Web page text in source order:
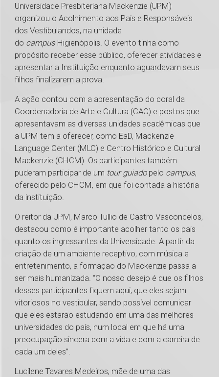
Universidade Presbiteriana Mackenzie (UPM)
organizou o Acolhimento aos Pais e Responsáveis
dos Vestibulandos, na unidade
do campus Higienópolis. O evento tinha como
propósito receber esse público, oferecer atividades e
apresentar a Instituição enquanto aguardavam seus
filhos finalizarem a prova.
A ação contou com a apresentação do coral da
Coordenadoria de Arte e Cultura (CAC) e postos que
apresentavam as diversas unidades acadêmicas que
a UPM tem a oferecer, como EaD, Mackenzie
Language Center (MLC) e Centro Histórico e Cultural
Mackenzie (CHCM). Os participantes também
puderam participar de um tour guiado pelo campus,
oferecido pelo CHCM, em que foi contada a história
da instituição.
O reitor da UPM, Marco Tullio de Castro Vasconcelos,
destacou como é importante acolher tanto os pais
quanto os ingressantes da Universidade. A partir da
criação de um ambiente receptivo, com música e
entretenimento, a formação do Mackenzie passa a
ser mais humanizada. “O nosso desejo é que os filhos
desses participantes fiquem aqui, que eles sejam
vitoriosos no vestibular, sendo possível comunicar
que eles estarão estudando em uma das melhores
universidades do país, num local em que há uma
preocupação sincera com a vida e com a carreira de
cada um deles”.
Lucilene Tavares Medeiros, mãe de uma das